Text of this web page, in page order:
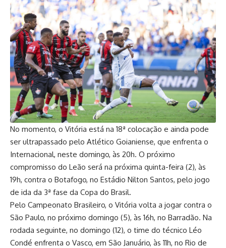
No momento, o Vitória está na 18ª colocação e ainda pode
ser ultrapassado pelo Atlético Goianiense, que enfrenta o
Internacional, neste domingo, às 20h. O próximo
compromisso do Leão será na próxima quinta-feira (2), às
19h, contra o Botafogo, no Estádio Nilton Santos, pelo jogo
de ida da 3ª fase da Copa do Brasil.
Pelo Campeonato Brasileiro, o Vitória volta a jogar contra o
São Paulo, no próximo domingo (5), às 16h, no Barradão. Na
rodada seguinte, no domingo (12), o time do técnico Léo
Condé enfrenta o Vasco, em São Januário, às 11h, no Rio de